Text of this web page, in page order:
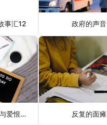
事汇12 政府的声音
濒死者的起死回生与爱恨情仇 反复的面瘫